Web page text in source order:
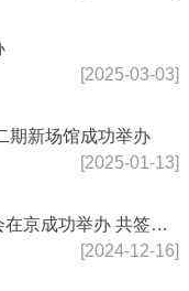
[2025-03-03]
[2025-01-13]
期新场馆成功举办
[2024-12-16]
第二十七届京港洽谈会朝阳专场推介会在京成功举办 共签约4个优质港资项目，总金额达44.6...